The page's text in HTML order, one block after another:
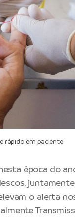
rápido em paciente
época do
o alerta